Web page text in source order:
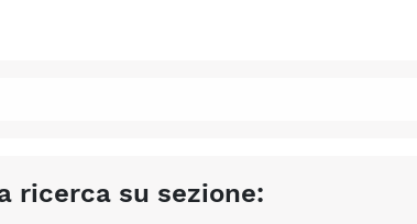
ricerca su sezione: